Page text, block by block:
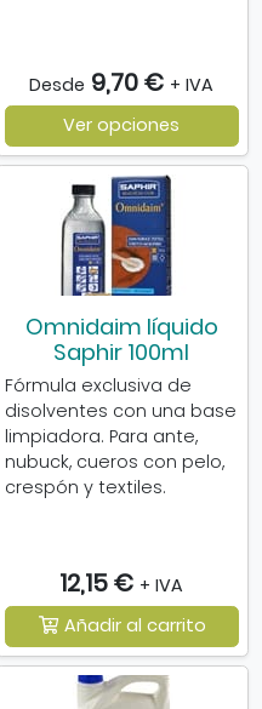
Desde 9,70 € + IVA
Ver opciones
Omnidaim líquido
Saphir 100ml
Fórmula exclusiva de
disolventes con una base
limpiadora. Para ante,
nubuck, cueros con pelo,
crespón y textiles.
12,15 € + IVA
Añadir al carrito